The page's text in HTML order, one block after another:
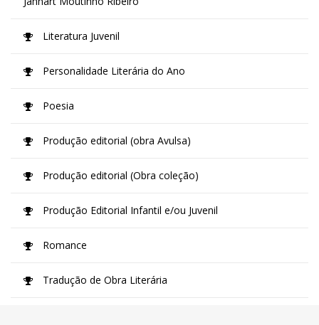
Literatura Juvenil
Personalidade Literária do Ano
Poesia
Produção editorial (obra Avulsa)
Produção editorial (Obra coleção)
Produção Editorial Infantil e/ou Juvenil
Romance
Tradução de Obra Literária